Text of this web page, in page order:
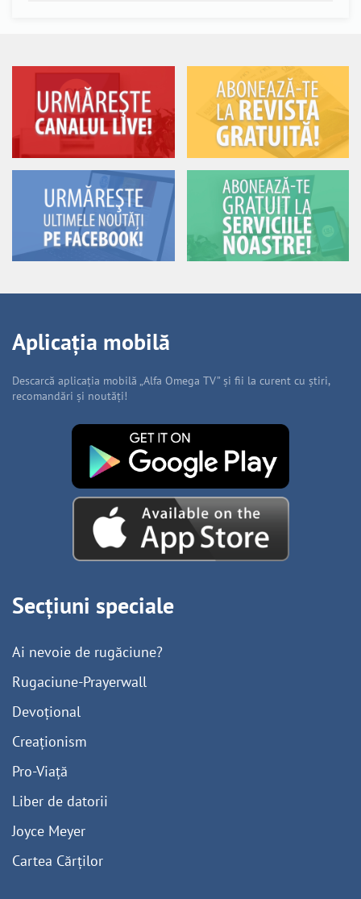
Aplicația mobilă
Descarcă aplicația mobilă „Alfa Omega TV” și fii la curent cu știri,
recomandări și noutăți!
Secțiuni speciale
Ai nevoie de rugăciune?
Rugaciune-Prayerwall
Devoțional
Creaționism
Pro-Viață
Liber de datorii
Joyce Meyer
Cartea Cărților